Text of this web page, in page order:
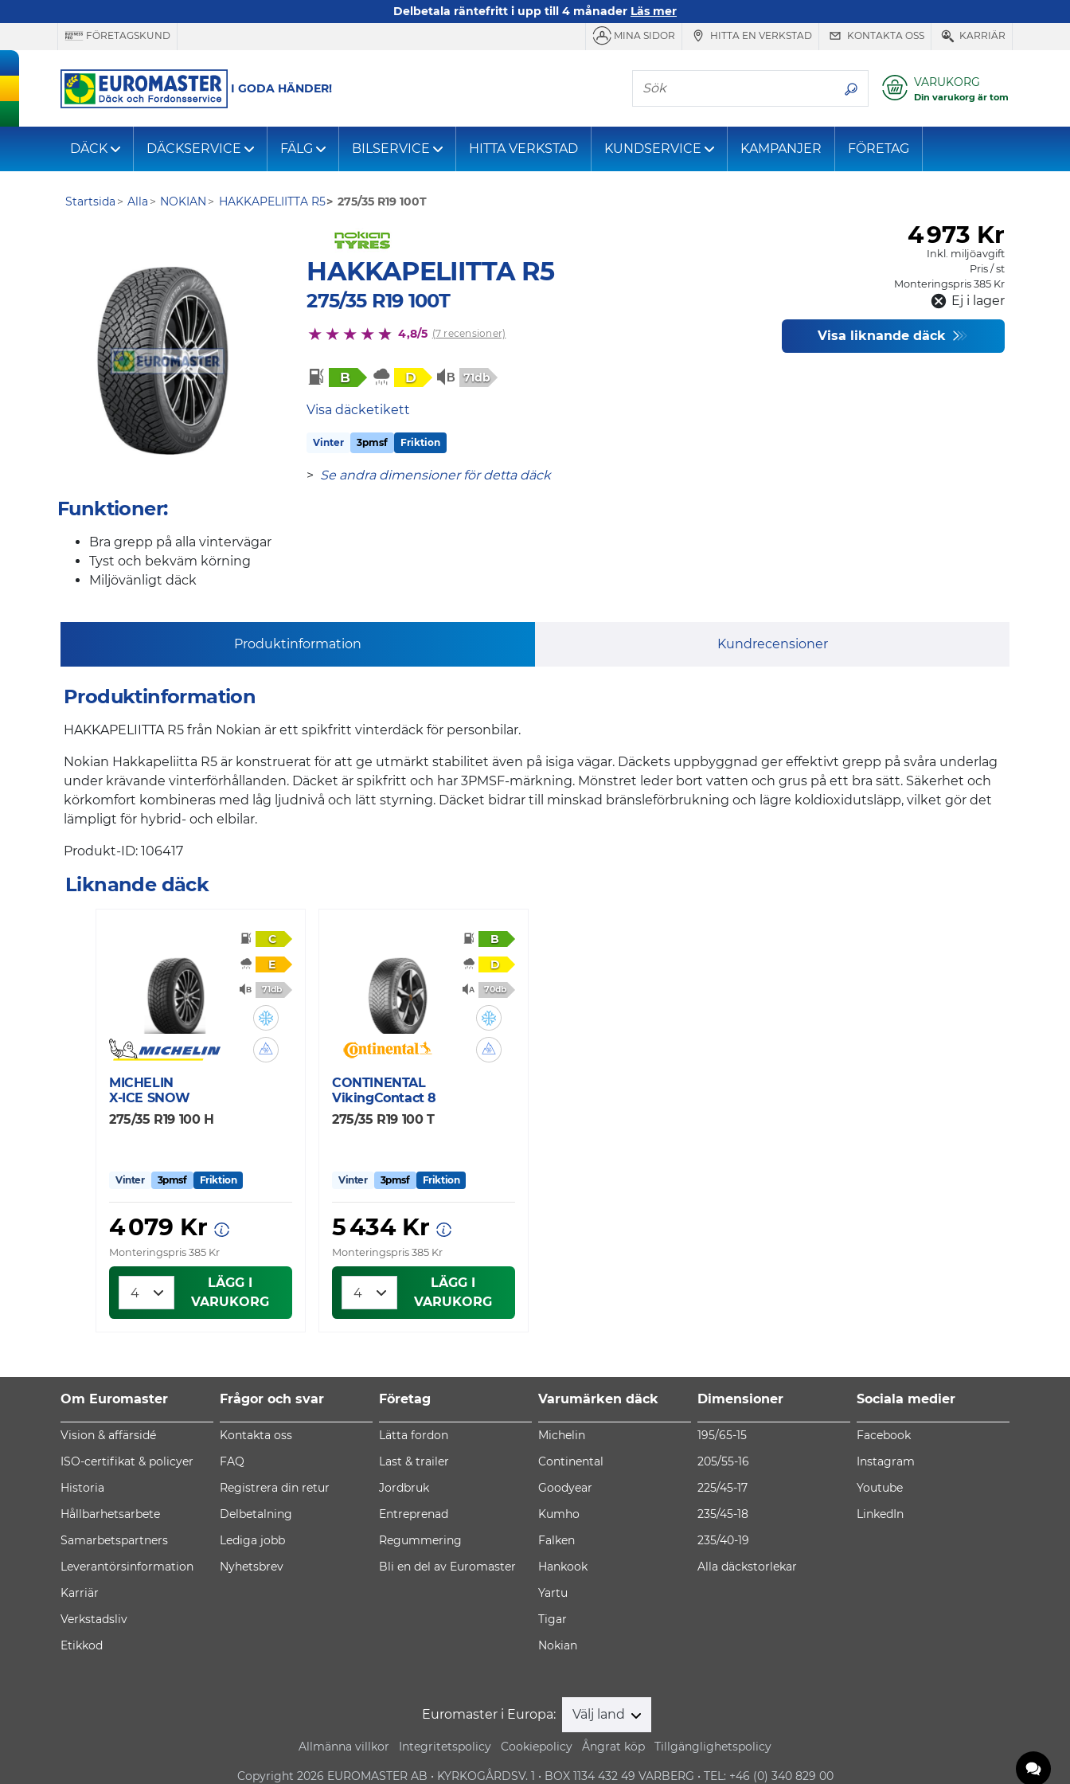
Delbetala räntefritt i upp till 4 månader Läs mer
FÖRETAGSKUND MINA SIDOR HITTA EN VERKSTAD KONTAKTA OSS KARRIÄR
I GODA HÄNDER!
Sök VARUKORG
Din varukorg är tom
DÄCK DÄCKSERVICE FÄLG BILSERVICE HITTA VERKSTAD KUNDSERVICE KAMPANJER FÖRETAG
Startsida Alla NOKIAN HAKKAPELIITTA R5 275/35 R19 100T
HAKKAPELIITTA R5
275/35 R19 100T
4,8/5 (7 recensioner)
B D 71db
Visa däcketikett
Vinter 3pmsf Friktion
> Se andra dimensioner för detta däck
4973 Kr
Inkl. miljöavgift
Pris / st
Monteringspris 385 Kr
Ej i lager
Visa liknande däck
Funktioner:
Bra grepp på alla vintervägar
Tyst och bekväm körning
Miljövänligt däck
Produktinformation Kundrecensioner
Produktinformation
HAKKAPELIITTA R5 från Nokian är ett spikfritt vinterdäck för personbilar.
Nokian Hakkapeliitta R5 är konstruerat för att ge utmärkt stabilitet även på isiga vägar. Däckets uppbyggnad ger effektivt grepp på svåra underlag
under krävande vinterförhållanden. Däcket är spikfritt och har 3PMSF-märkning. Mönstret leder bort vatten och grus på ett bra sätt. Säkerhet och
körkomfort kombineras med låg ljudnivå och lätt styrning. Däcket bidrar till minskad bränsleförbrukning och lägre koldioxidutsläpp, vilket gör det
lämpligt för hybrid- och elbilar.
Produkt-ID: 106417
Liknande däck
C
E
71db
MICHELIN
X-ICE SNOW
275/35 R19 100 H
Vinter 3pmsf Friktion
4 079 Kr
Monteringspris 385 Kr
LÄGG I
VARUKORG
B
D
70db
CONTINENTAL
VikingContact 8
275/35 R19 100 T
Vinter 3pmsf Friktion
5 434 Kr
Monteringspris 385 Kr
LÄGG I
VARUKORG
Om Euromaster
Vision & affärsidé
ISO-certifikat & policyer
Historia
Hållbarhetsarbete
Samarbetspartners
Leverantörsinformation
Karriär
Verkstadsliv
Etikkod
Frågor och svar
Kontakta oss
FAQ
Registrera din retur
Delbetalning
Lediga jobb
Nyhetsbrev
Företag
Lätta fordon
Last & trailer
Jordbruk
Entreprenad
Regummering
Bli en del av Euromaster
Varumärken däck
Michelin
Continental
Goodyear
Kumho
Falken
Hankook
Yartu
Tigar
Nokian
Dimensioner
195/65-15
205/55-16
225/45-17
235/45-18
235/40-19
Alla däckstorlekar
Sociala medier
Facebook
Instagram
Youtube
LinkedIn
Euromaster i Europa: Välj land
Allmänna villkor Integritetspolicy Cookiepolicy Ångrat köp Tillgänglighetspolicy
Copyright 2026 EUROMASTER AB • KYRKOGÅRDSV. 1 • BOX 1134 432 49 VARBERG • TEL: +46 (0) 340 829 00